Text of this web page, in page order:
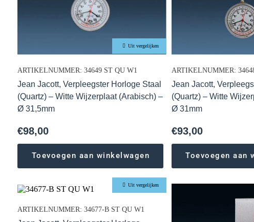
Uit vergelijken
ARTIKELNUMMER: 34649 ST QU W1
Jean Jacott, Verpleegster Horloge Staal
(Quartz) – Witte Wijzerplaat (Arabisch) –
Ø 31,5mm
€98,00
Toevoegen aan winkelwagen
ARTIKELNUMMER:
Jean Jacott,
(Quartz) – Witte
Ø 31mm
€93,00
Toevoegen aan
Uit vergelijken
ARTIKELNUMMER: 34677-B ST QU W1